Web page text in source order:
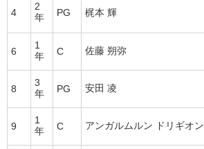
4
2
年
PG 梶本 輝
6
1
年
C 佐藤 朔弥
8
3
年
PG 安田 凌
9
1
年
C アンガルムルン ドリギオン